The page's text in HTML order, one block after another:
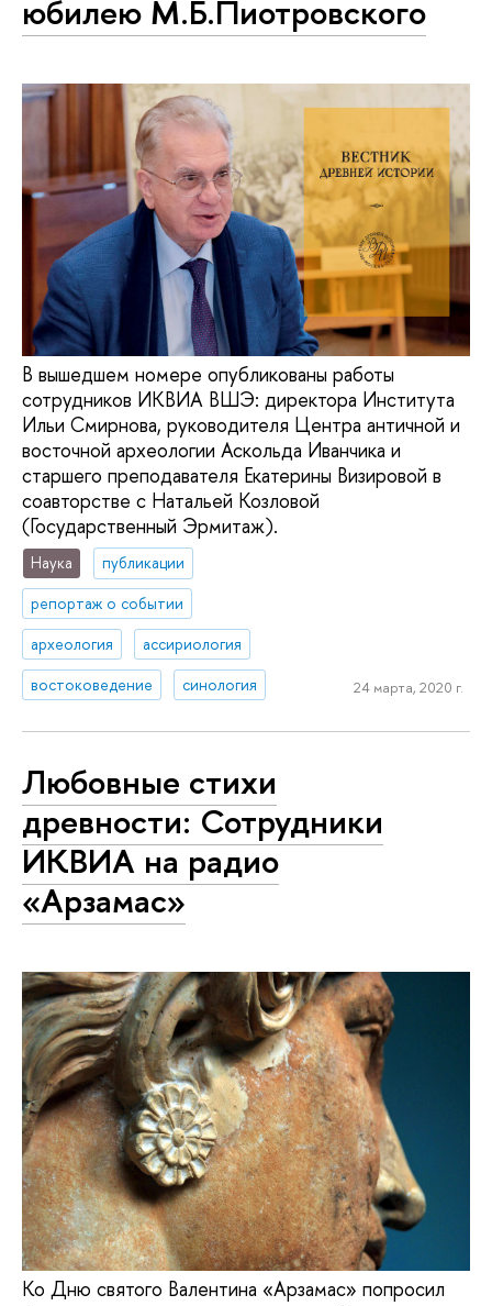
юбилею М.Б.Пиотровского
В вышедшем номере опубликованы работы
сотрудников ИКВИА ВШЭ: директора Института
Ильи Смирнова, руководителя Центра античной и
восточной археологии Аскольда Иванчика и
старшего преподавателя Екатерины Визировой в
соавторстве с Натальей Козловой
(Государственный Эрмитаж).
Наука
публикации
репортаж о событии
археология
ассириология
востоковедение
синология 24 марта, 2020 г.
Любовные стихи
древности: Сотрудники
ИКВИА на радио
«Арзамас»
Ко Дню святого Валентина «Арзамас» попросил